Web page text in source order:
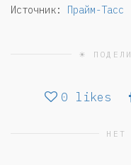
Источник: Прайм-Тасс
☀
0 likes
НЕТ